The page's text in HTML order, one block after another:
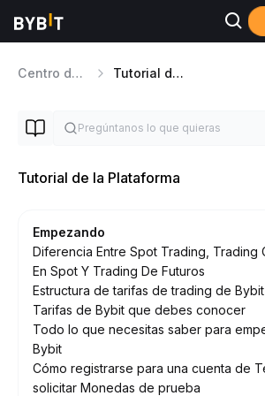
Centro de ayuda Tutorial de la Plataforma
Tutorial de la Plataforma
Empezando
Diferencia Entre Spot Trading, Trading
En Spot Y Trading De Futuros
Estructura de tarifas de trading de Bybit
Tarifas de Bybit que debes conocer
Todo lo que necesitas saber para
Bybit
Cómo registrarse para una cuenta de
solicitar Monedas de prueba